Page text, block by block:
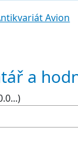
Avion
a